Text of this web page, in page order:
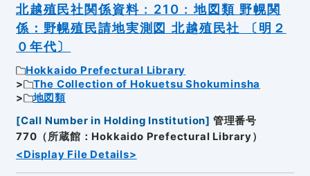
北越殖民社関係資料 : 210 : 地図類 野幌関
係：野幌殖民請地実測図 北越殖民社 〔明２
０年代〕
Hokkaido Prefectural Library
The Collection of Hokuetsu Shokuminsha
地図類
[Call Number in Holding Institution] 管理番号
770（所蔵館：Hokkaido Prefectural Library）
<Display File Details>